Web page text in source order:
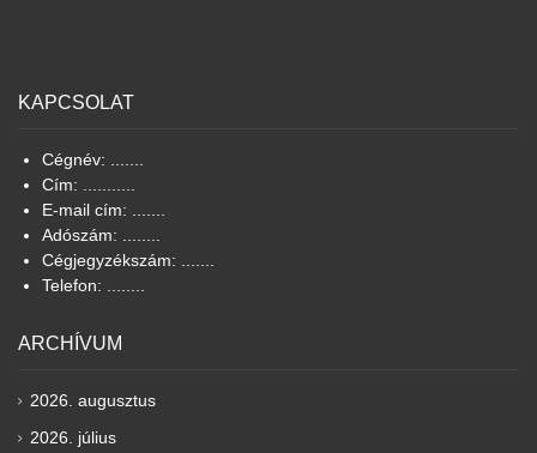
KAPCSOLAT
Cégnév: .......
Cím: ...........
E-mail cím: .......
Adószám: ........
Cégjegyzékszám: .......
Telefon: ........
ARCHÍVUM
2026. augusztus
2026. július